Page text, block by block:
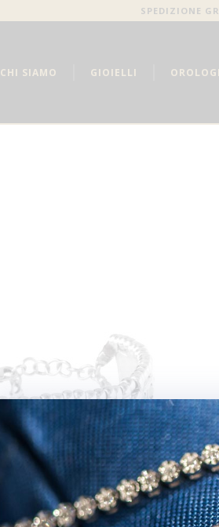
SPEDIZIONE
CHI SIAMO GIOIELLI OROLOGI